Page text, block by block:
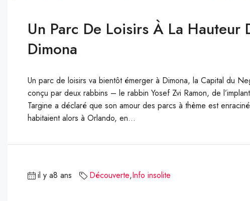
Un Parc De Loisirs À La Hauteur
Dimona
Un parc de loisirs va bientôt émerger à Dimona, la Capital du
conçu par deux rabbins – le rabbin Yosef Zvi Ramon, de
Targine a déclaré que son amour des parcs à thème est
habitaient alors à Orlando, en...
il y a8 ans Découverte,Info insolite